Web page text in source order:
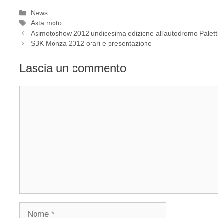
Categorie
News
Tag
Asta moto
Asimotoshow 2012 undicesima edizione all’autodromo
SBK Monza 2012 orari e presentazione
Lascia un commento